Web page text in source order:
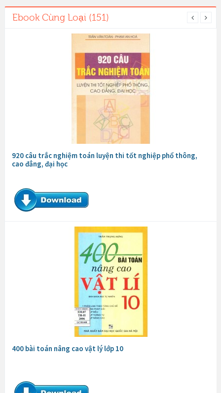
Ebook Cùng Loại (151)
920 câu trắc nghiệm toán luyện thi tốt nghiệp phổ thông,
cao đẳng, đại học
400 bài toán nâng cao vật lý lớp 10